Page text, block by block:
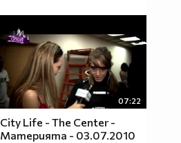
07:22
City Life - The Center -
Материята - 03.07.2010